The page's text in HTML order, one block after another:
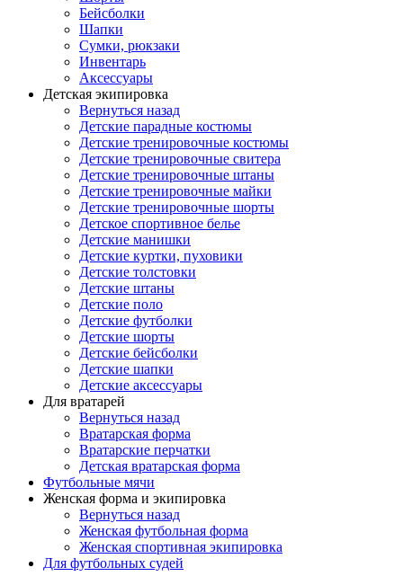
Бейсболки
Шапки
Сумки, рюкзаки
Инвентарь
Аксессуары
Детская экипировка
Вернуться назад
Детские парадные костюмы
Детские тренировочные костюмы
Детские тренировочные свитера
Детские тренировочные штаны
Детские тренировочные майки
Детские тренировочные шорты
Детское спортивное белье
Детские манишки
Детские куртки, пуховики
Детские толстовки
Детские штаны
Детские поло
Детские футболки
Детские шорты
Детские бейсболки
Детские шапки
Детские аксессуары
Для вратарей
Вернуться назад
Вратарская форма
Вратарские перчатки
Детская вратарская форма
Футбольные мячи
Женская форма и экипировка
Вернуться назад
Женская футбольная форма
Женская спортивная экипировка
Для футбольных судей